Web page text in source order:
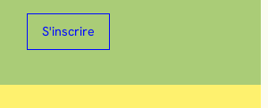
S'inscrire